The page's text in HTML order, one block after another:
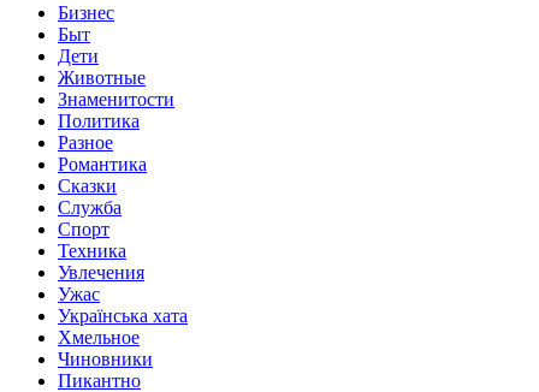
Бизнес
Быт
Дети
Животные
Знаменитости
Политика
Разное
Романтика
Сказки
Служба
Спорт
Техника
Увлечения
Ужас
Українська хата
Хмельное
Чиновники
Пикантно